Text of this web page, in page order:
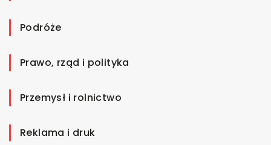
Podróże
Prawo, rząd i polityka
Przemysł i rolnictwo
Reklama i druk